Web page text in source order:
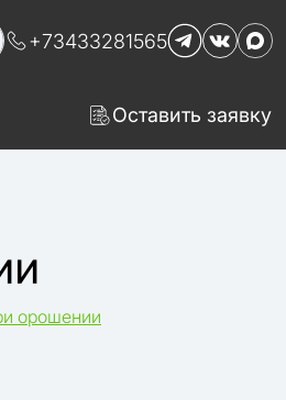
+73433281565
Оставить заявку
орошении